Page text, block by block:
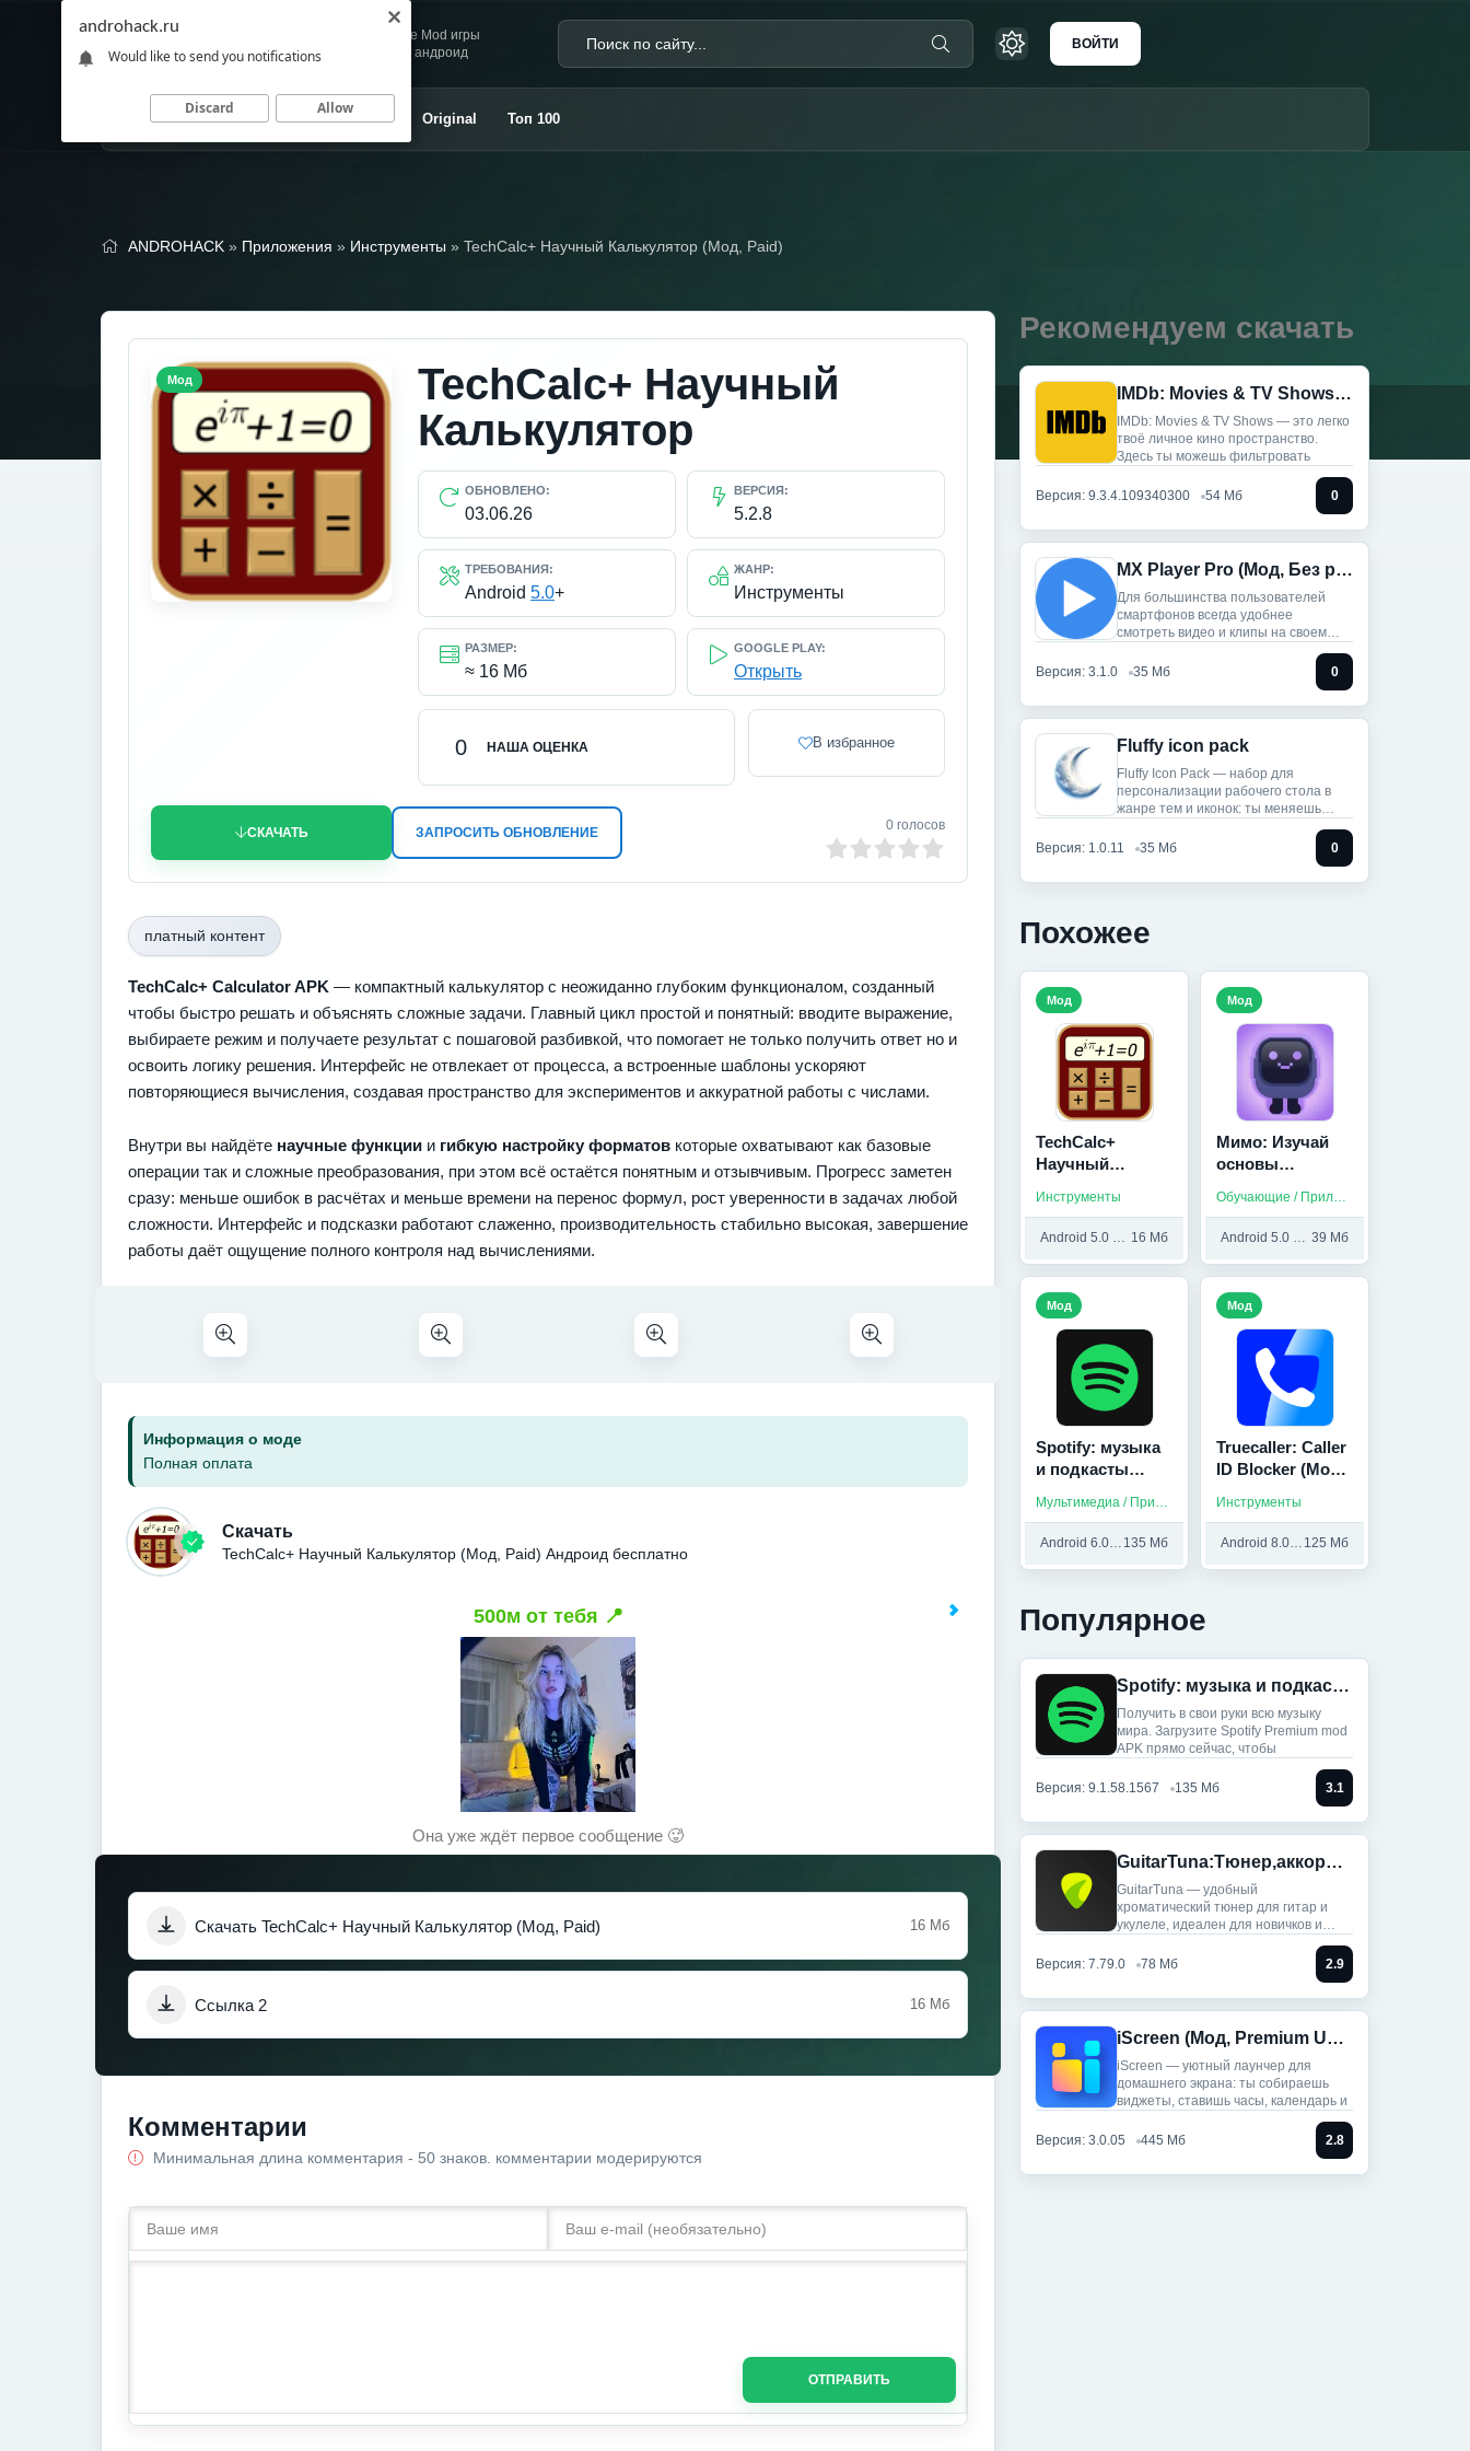
Andro
HACK
Скачивай любимые Mod игры
и приложения для андроид
ВОЙТИ
Главная Игры Приложения Original Топ 100
ANDROHACK » Приложения » Инструменты » TechCalc+ Научный Калькулятор (Мод, Paid)
TechCalc+ Научный
Калькулятор
ОБНОВЛЕНО:
03.06.26
ВЕРСИЯ:
5.2.8
ТРЕБОВАНИЯ:
Android 5.0+
ЖАНР:
Инструменты
РАЗМЕР:
≈ 16 Мб
GOOGLE PLAY:
Открыть
НАША ОЦЕНКА
0 В избранное
СКАЧАТЬ ЗАПРОСИТЬ ОБНОВЛЕНИЕ 0 голосов
Мод
платный контент
TechCalc+ Calculator APK — компактный калькулятор с неожиданно глубоким функционалом, созданный
чтобы быстро решать и объяснять сложные задачи. Главный цикл простой и понятный: вводите выражение,
выбираете режим и получаете результат с пошаговой разбивкой, что помогает не только получить ответ но и
освоить логику решения. Интерфейс не отвлекает от процесса, а встроенные шаблоны ускоряют
повторяющиеся вычисления, создавая пространство для экспериментов и аккуратной работы с числами.
Внутри вы найдёте научные функции и гибкую настройку форматов которые охватывают как базовые
операции так и сложные преобразования, при этом всё остаётся понятным и отзывчивым. Прогресс заметен
сразу: меньше ошибок в расчётах и меньше времени на перенос формул, рост уверенности в задачах любой
сложности. Интерфейс и подсказки работают слаженно, производительность стабильно высокая, завершение
работы даёт ощущение полного контроля над вычислениями.
Информация о моде
Полная оплата
Скачать
TechCalc+ Научный Калькулятор (Мод, Paid) Андроид бесплатно
500м от тебя 📍
Она уже ждёт первое сообщение 🥵
Скачать TechCalc+ Научный Калькулятор (Мод, Paid) 16 Мб
Ссылка 2 16 Мб
Комментарии
Минимальная длина комментария - 50 знаков. комментарии модерируются
ОТПРАВИТЬ
Рекомендуем скачать
IMDb: Movies & TV Shows (Мод, Premium)
IMDb: Movies & TV Shows — это легко
твоё личное кино пространство.
Здесь ты можешь фильтровать
Версия: 9.3.4.109340300 54 Мб 0
MX Player Pro (Мод, Без рекламы)
Для большинства пользователей
смартфонов всегда удобнее
смотреть видео и клипы на своем
Версия: 3.1.0
35 Мб 0
Fluffy icon pack
Fluffy Icon Pack — набор для
персонализации рабочего стола в
жанре тем и иконок: ты меняешь
Версия: 1.0.11
35 Мб 0
Похожее
TechCalc+
Научный
(Мод, Paid)
Инструменты
Android 5.0 и выше 16 Мб
Мод
Мимо: Изучай
основы
Python, HTML и
др (Мод,
Обучающие / Приложения на русском
Android 5.0 и выше 39 Мб
Мод
Spotify: музыка
и подкасты
разблокировано)
Мультимедиа / Приложения на русском / Музыка
Android 6.0 и выше 135 Мб
Мод
Truecaller: Caller
ID Blocker (Мод,
Инструменты
Android 8.0 и выше 125 Мб
Мод
Популярное
Spotify: музыка и подкасты (Мод, Всё разблокировано)
Получить в свои руки всю музыку
мира. Загрузите Spotify Premium mod
APK прямо сейчас, чтобы
Версия: 9.1.58.1567 135 Мб 3.1
GuitarTuna:Тюнер,аккорды,песни (Мод, Premium Unlocked)
GuitarTuna — удобный
хроматический тюнер для гитар и
укулеле, идеален для новичков и
Версия: 7.79.0
78 Мб 2.9
iScreen (Мод, Premium Unlocked)
iScreen — уютный лаунчер для
домашнего экрана: ты собираешь
виджеты, ставишь часы, календарь и
Версия: 3.0.05 445 Мб 2.8
androhack.ru
Would like to send you notifications
Discard Allow